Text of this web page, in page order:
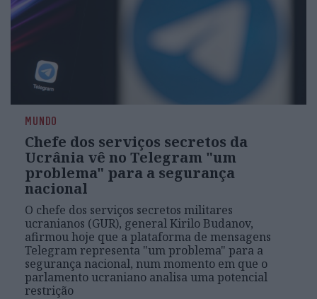
MUNDO
Chefe dos serviços secretos da
Ucrânia vê no Telegram "um
problema" para a segurança
nacional
O chefe dos serviços secretos militares
ucranianos (GUR), general Kirilo Budanov,
afirmou hoje que a plataforma de mensagens
Telegram representa "um problema" para a
segurança nacional, num momento em que o
parlamento ucraniano analisa uma potencial
restrição